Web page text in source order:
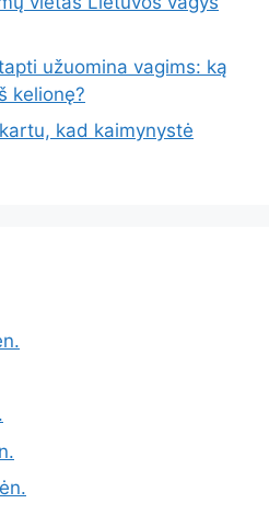
užuomina vagims: ką
kelionę?
kad kaimynystė